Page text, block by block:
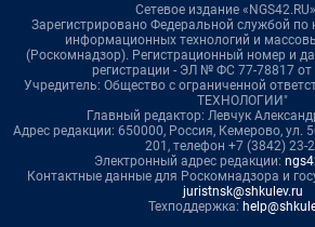
Сетевое издание
Зарегистрировано Федеральной службой по
информационных технологий и
(Роскомнадзор). Регистрационный номер и
регистрации - ЭЛ № ФС 77-78817 от
Учредитель: Общество с ограниченной
ТЕХНОЛОГИИ"
Главный редактор: Левчук
Адрес редакции: 650000, Россия, Кемерово, ул.
201, телефон +7 (3842) 23-
Электронный адрес редакции:
Контактные данные для Роскомнадзора и
juristnsk@shkulev.ru
Техподдержка: